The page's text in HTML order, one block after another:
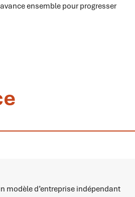
ensemble pour progresser
modèle d’entreprise indépendant